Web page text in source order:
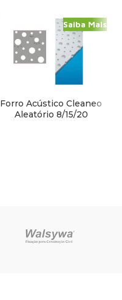
Forro Acústico Cleaneo
Aleatório 8/15/20
Saiba Mais